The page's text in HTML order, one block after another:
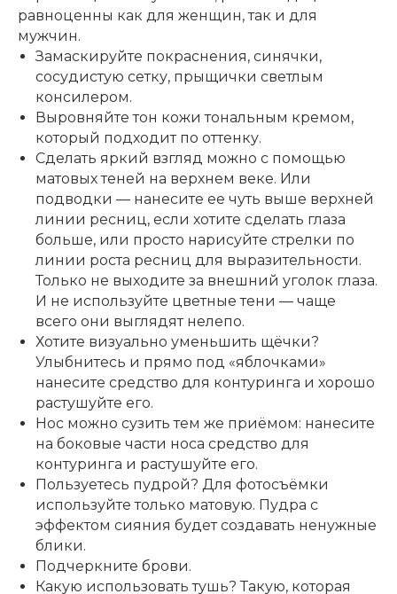
равноценны как для женщин, так и для
мужчин.
Замаскируйте покраснения, синячки,
сосудистую сетку, прыщички светлым
консилером.
Выровняйте тон кожи тональным кремом,
который подходит по оттенку.
Сделать яркий взгляд можно с помощью
матовых теней на верхнем веке. Или
подводки — нанесите ее чуть выше верхней
линии ресниц, если хотите сделать глаза
больше, или просто нарисуйте стрелки по
линии роста ресниц для выразительности.
Только не выходите за внешний уголок глаза.
И не используйте цветные тени — чаще
всего они выглядят нелепо.
Хотите визуально уменьшить щёчки?
Улыбнитесь и прямо под «яблочками»
нанесите средство для контуринга и хорошо
растушуйте его.
Нос можно сузить тем же приёмом: нанесите
на боковые части носа средство для
контуринга и растушуйте его.
Пользуетесь пудрой? Для фотосъёмки
используйте только матовую. Пудра с
эффектом сияния будет создавать ненужные
блики.
Подчеркните брови.
Какую использовать тушь? Такую, которая